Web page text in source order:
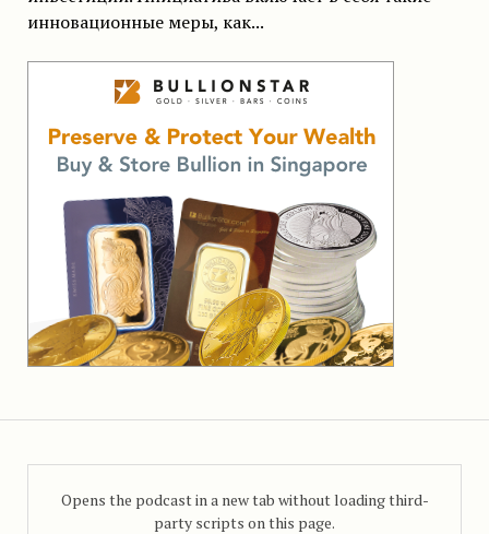
инновационные меры, как...
Opens the podcast in a new tab without loading third-
party scripts on this page.